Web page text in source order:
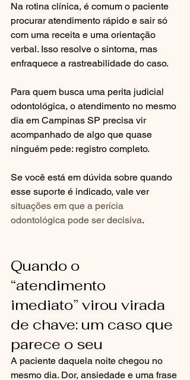
Na rotina clínica, é comum o paciente
procurar atendimento rápido e sair só
com uma receita e uma orientação
verbal. Isso resolve o sintoma, mas
enfraquece a rastreabilidade do caso.
Para quem busca uma perita judicial
odontológica, o atendimento no mesmo
dia em Campinas SP precisa vir
acompanhado de algo que quase
ninguém pede: registro completo.
Se você está em dúvida sobre quando
esse suporte é indicado, vale ver
situações em que a perícia
odontológica pode ser decisiva.
Quando o
“atendimento
imediato” virou virada
de chave: um caso que
parece o seu
A paciente daquela noite chegou no
mesmo dia. Dor, ansiedade e uma frase